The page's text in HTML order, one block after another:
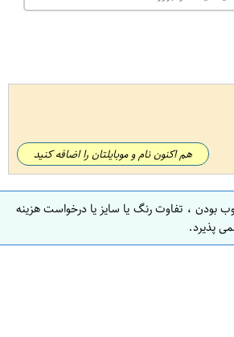
هم اکنون نام و موبایلتان را اضافه کنید
بودن ، تفاوت رنگ یا سایز یا درخواست هزینه
پذیرد.